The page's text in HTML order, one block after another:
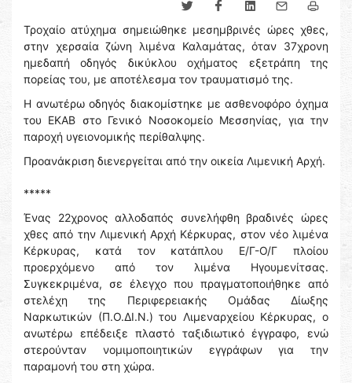
Τροχαίο ατύχημα σημειώθηκε μεσημβρινές ώρες χθες,
στην χερσαία ζώνη λιμένα Καλαμάτας, όταν 37χρονη
ημεδαπή οδηγός δικύκλου οχήματος εξετράπη της
πορείας του, με αποτέλεσμα τον τραυματισμό της.
Η ανωτέρω οδηγός διακομίστηκε με ασθενοφόρο όχημα
του ΕΚΑΒ στο Γενικό Νοσοκομείο Μεσσηνίας, για την
παροχή υγειονομικής περίθαλψης.
Προανάκριση διενεργείται από την οικεία Λιμενική Αρχή.
*****
Ένας 22χρονος αλλοδαπός συνελήφθη βραδινές ώρες
χθες από την Λιμενική Αρχή Κέρκυρας, στον νέο λιμένα
Κέρκυρας, κατά τον κατάπλου Ε/Γ-Ο/Γ πλοίου
προερχόμενο από τον λιμένα Ηγουμενίτσας.
Συγκεκριμένα, σε έλεγχο που πραγματοποιήθηκε από
στελέχη της Περιφερειακής Ομάδας Δίωξης
Ναρκωτικών (Π.Ο.ΔΙ.Ν.) του Λιμεναρχείου Κέρκυρας, ο
ανωτέρω επέδειξε πλαστό ταξιδιωτικό έγγραφο, ενώ
στερούνταν νομιμοποιητικών εγγράφων για την
παραμονή του στη χώρα.